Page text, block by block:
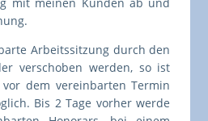
Arbeitssitzung durch den
verschoben werden, so ist
dem vereinbarten Termin
Bis 2 Tage vorher werde